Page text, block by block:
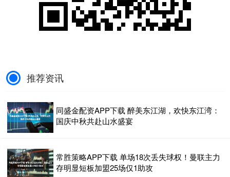
推荐资讯
同盛金配资APP下载 醉美东江湖，欢快东江湾：
国庆中秋共赴山水盛宴
常胜策略APP下载 单场18次丢失球权！曼联主力
存明显短板加盟25场仅1助攻